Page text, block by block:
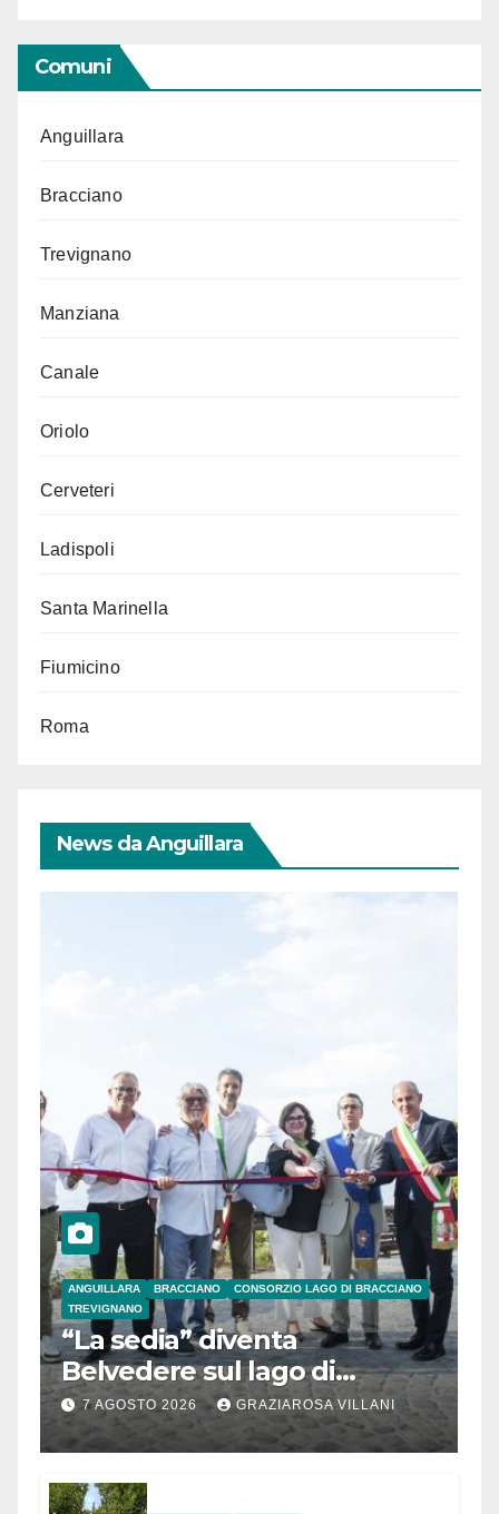
Comuni
Anguillara
Bracciano
Trevignano
Manziana
Canale
Oriolo
Cerveteri
Ladispoli
Santa Marinella
Fiumicino
Roma
News da Anguillara
ANGUILLARA BRACCIANO
CONSORZIO LAGO DI BRACCIANO
TREVIGNANO
“La sedia” diventa
Belvedere sul lago di
Bracciano: ieri
l’inaugurazione
7 AGOSTO 2026 GRAZIAROSA VILLANI